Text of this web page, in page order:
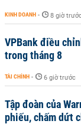
KINH DOANH - 8 giờ
VPBank điều
trong tháng 8
TÀI CHÍNH - 6 giờ trước
Tập đoàn của
phiếu, chấm dứt